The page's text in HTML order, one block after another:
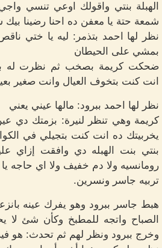
الهبلة بنتي واقولك اوعي تنسي
شمعة حتة يا معفن ده احنا رضينا
نظر لها احمد بتذمر: ليه يا ختي
بمشي على الحيطان
ضحكت كريمة بصخب ثم نظرت له
انت كنت بتخوف العيال وانت صغير
نظر لها احمد ببرود: مالها عيني يعني
كريمة وهي تنظر لنيرة: بزمتك دي عين
يخربيتك ده انت كنت بتجيلي في
بنتي بنت الهبله دي وافقت إزاي
رومانسيه ولا دم خفيف ولا اي حاجه
تربيه جاسر ونسرين.
هبط جاسر ببرود وهو يفرك عينه
الصباح واتجه للمطبخ وكأن شئ لا
وخرج ببرود ونظر لهم ثم تحدث: هو